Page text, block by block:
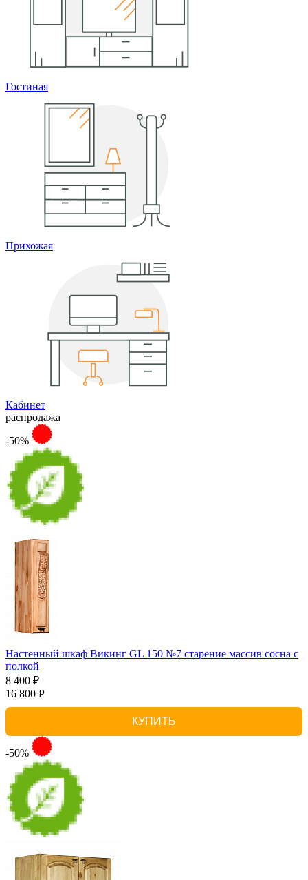
Гостиная
Прихожая
Кабинет
распродажа
-50%
Настенный шкаф Викинг GL 150 №7 старение массив сосна с
полкой
8 400 ₽
16 800 Р
КУПИТЬ
-50%